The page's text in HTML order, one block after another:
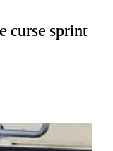
curse sprint